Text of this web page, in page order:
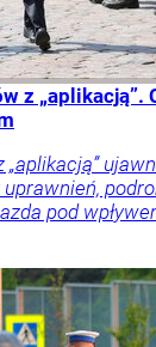
z „aplikacją”.
pod